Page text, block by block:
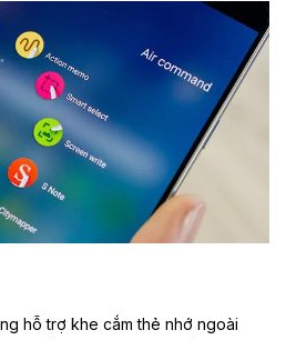
hỗ trợ khe cắm thẻ nhớ ngoài